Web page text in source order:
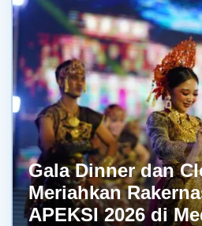
Gala Dinner dan
Meriahkan
APEKSI 2026 di